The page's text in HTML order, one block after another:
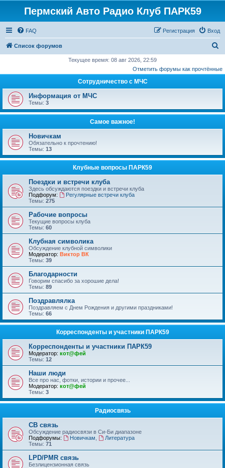
Пермский Авто Радио Клуб ПАРК59
FAQ Вход
Регистрация
Список форумов
и
Текущее время: 08 авг 2026, 22:59
Отметить форумы как прочтённые
Сотрудничество с МЧС
Информация от МЧС
Темы: 3
Самое важное!
Новичкам
Обязательно к прочтению!
Темы: 13
Клубные вопросы ПАРК59
Поездки и встречи клуба
Здесь обсуждаются поездки и встречи клуба
Подфорум:
Регулярные встречи клуба
Темы: 275
Рабочие вопросы
Текущие вопросы клуба
Темы: 60
Клубная символика
Обсуждение клубной символики
Модератор: Виктор ВК
Темы: 39
Благодарности
Говорим спасибо за хорошие дела!
Темы: 89
Поздравлялка
Поздравляем с Днем Рождения и другими праздниками!
Темы: 66
Корреспонденты и участники ПАРК59
Корреспонденты и участники ПАРК59
Модератор: кот@фей
Темы: 12
Наши люди
Все про нас, фотки, истории и прочее...
Модератор: кот@фей
Темы: 3
Радиосвязь
СВ связь
Обсуждение радиосвязи в Си-Би диапазоне
Подфорумы:
Новичкам
Литература
Темы: 71
LPD/PMR связь
Безлицензионная связь